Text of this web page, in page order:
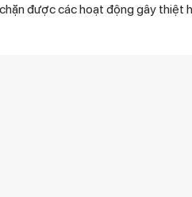
được các hoạt động gây thiệt